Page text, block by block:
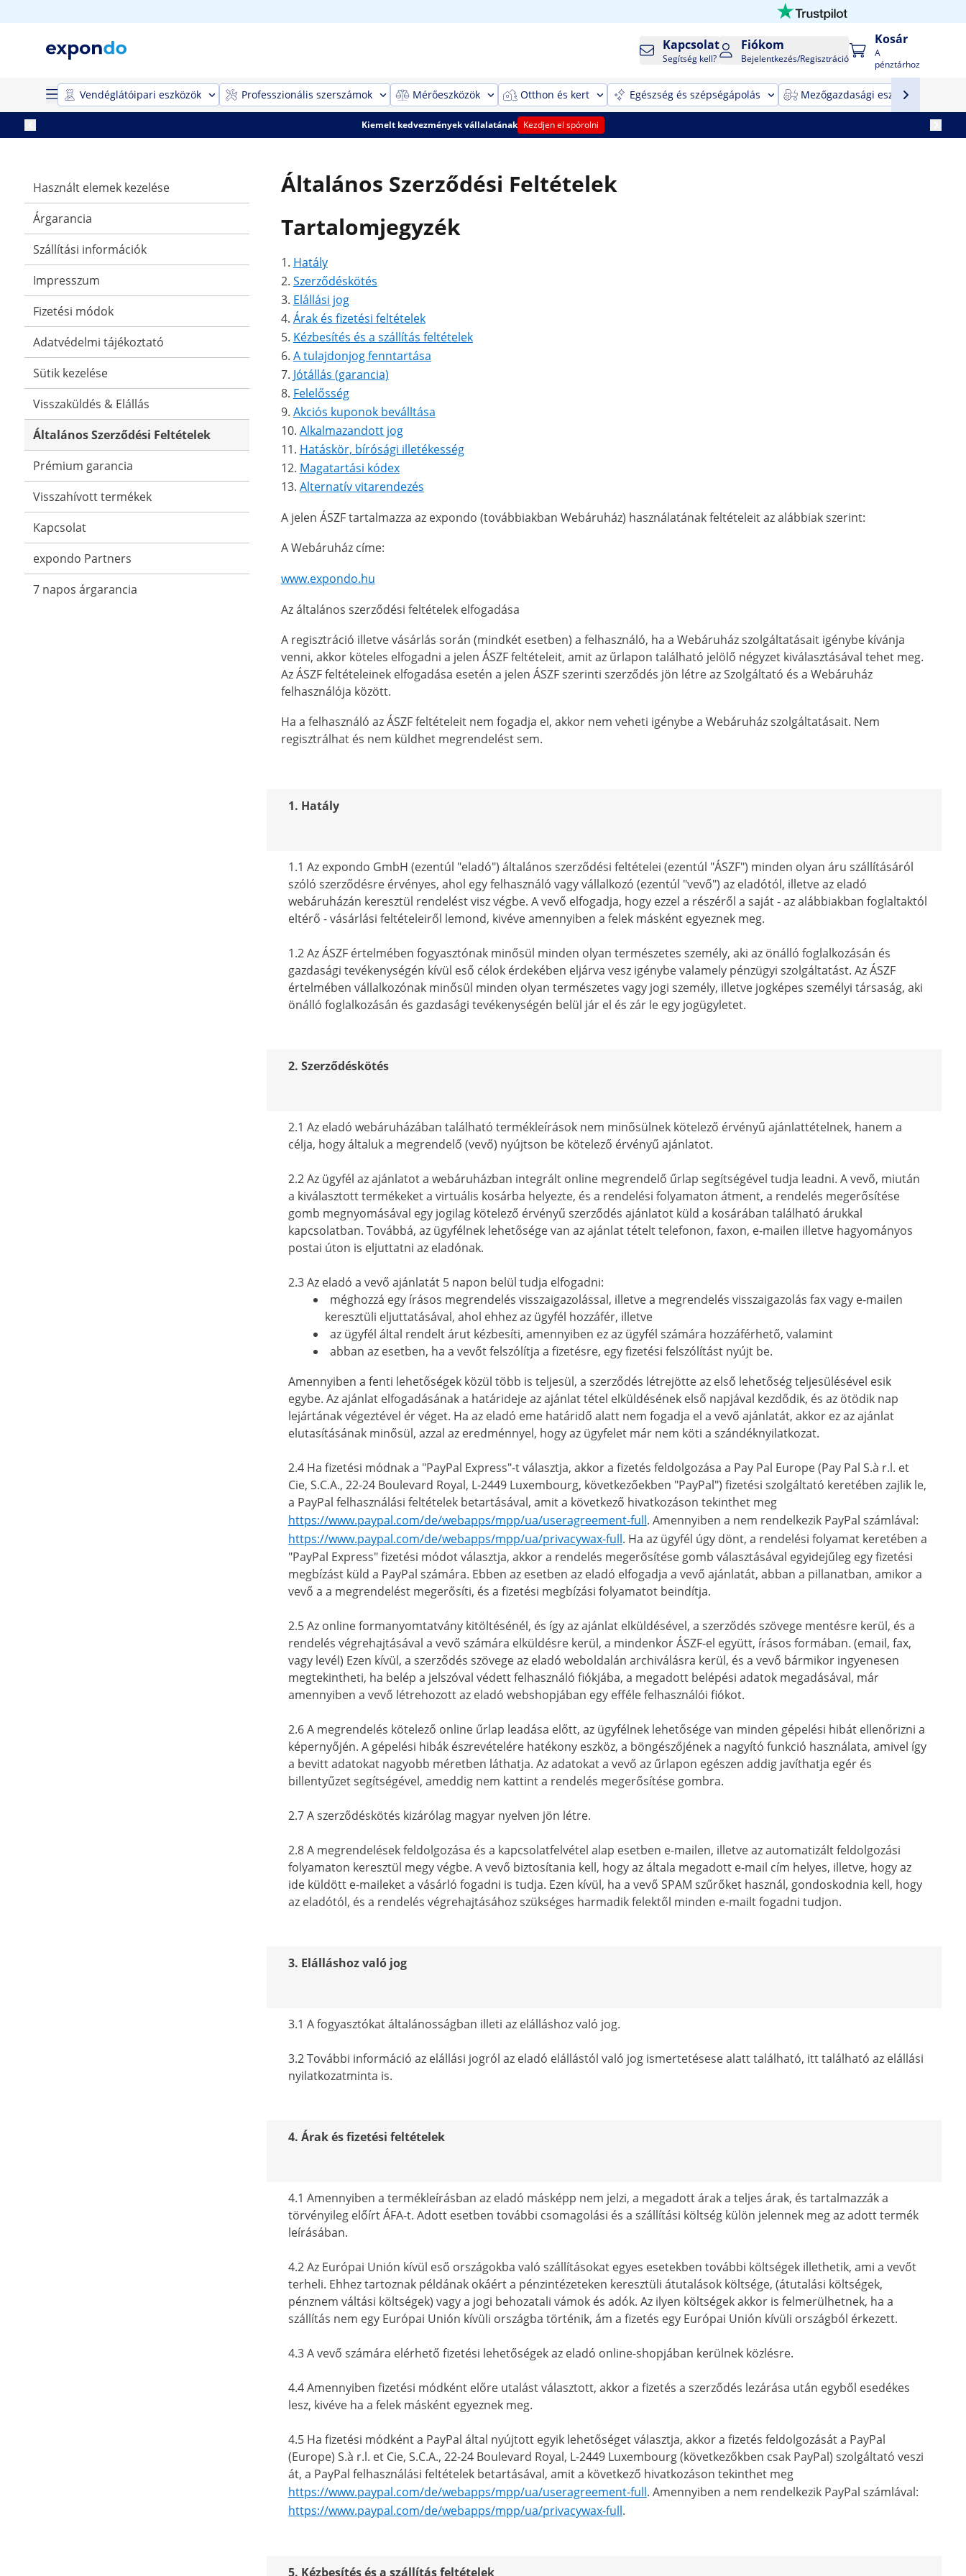
Kapcsolat
Segítség kell?
Fiókom
Bejelentkezés/Regisztráció
Kosár
A
pénztárhoz
Vendéglátóipari eszközök Professzionális szerszámok Mérőeszközök Otthon és kert Egészség és szépségápolás Mezőgazdasági eszközök
Kiemelt kedvezmények vállalatának Kezdjen el spórolni
Használt elemek kezelése
Árgarancia
Szállítási információk
Impresszum
Fizetési módok
Adatvédelmi tájékoztató
Sütik kezelése
Visszaküldés & Elállás
Általános Szerződési Feltételek
Prémium garancia
Visszahívott termékek
Kapcsolat
expondo Partners
7 napos árgarancia
Általános Szerződési Feltételek
Tartalomjegyzék
Hatály
Szerződéskötés
Elállási jog
Árak és fizetési feltételek
Kézbesítés és a szállítás feltételek
A tulajdonjog fenntartása
Jótállás (garancia)
Felelősség
Akciós kuponok beválltása
Alkalmazandott jog
Hatáskör, bírósági illetékesség
Magatartási kódex
Alternatív vitarendezés
A jelen ÁSZF tartalmazza az expondo (továbbiakban Webáruház) használatának feltételeit az alábbiak szerint:
A Webáruház címe:
www.expondo.hu
Az általános szerződési feltételek elfogadása
A regisztráció illetve vásárlás során (mindkét esetben) a felhasználó, ha a Webáruház szolgáltatásait igénybe kívánja
venni, akkor köteles elfogadni a jelen ÁSZF feltételeit, amit az űrlapon található jelölő négyzet kiválasztásával tehet meg.
Az ÁSZF feltételeinek elfogadása esetén a jelen ÁSZF szerinti szerződés jön létre az Szolgáltató és a Webáruház
felhasználója között.
Ha a felhasználó az ÁSZF feltételeit nem fogadja el, akkor nem veheti igénybe a Webáruház szolgáltatásait. Nem
regisztrálhat és nem küldhet megrendelést sem.
1. Hatály
1.1 Az expondo GmbH (ezentúl "eladó") általános szerződési feltételei (ezentúl "ÁSZF") minden olyan áru szállításáról
szóló szerződésre érvényes, ahol egy felhasználó vagy vállalkozó (ezentúl "vevő") az eladótól, illetve az eladó
webáruházán keresztül rendelést visz végbe. A vevő elfogadja, hogy ezzel a részéről a saját - az alábbiakban foglaltaktól
eltérő - vásárlási feltételeiről lemond, kivéve amennyiben a felek másként egyeznek meg.
1.2 Az ÁSZF értelmében fogyasztónak minősül minden olyan természetes személy, aki az önálló foglalkozásán és
gazdasági tevékenységén kívül eső célok érdekében eljárva vesz igénybe valamely pénzügyi szolgáltatást. Az ÁSZF
értelmében vállalkozónak minősül minden olyan természetes vagy jogi személy, illetve jogképes személyi társaság, aki
önálló foglalkozásán és gazdasági tevékenységén belül jár el és zár le egy jogügyletet.
2. Szerződéskötés
2.1 Az eladó webáruházában található termékleírások nem minősülnek kötelező érvényű ajánlattételnek, hanem a
célja, hogy általuk a megrendelő (vevő) nyújtson be kötelező érvényű ajánlatot.
2.2 Az ügyfél az ajánlatot a webáruházban integrált online megrendelő űrlap segítségével tudja leadni. A vevő, miután
a kiválasztott termékeket a virtuális kosárba helyezte, és a rendelési folyamaton átment, a rendelés megerősítése
gomb megnyomásával egy jogilag kötelező érvényű szerződés ajánlatot küld a kosárában található árukkal
kapcsolatban. Továbbá, az ügyfélnek lehetősége van az ajánlat tételt telefonon, faxon, e-mailen illetve hagyományos
postai úton is eljuttatni az eladónak.
2.3 Az eladó a vevő ajánlatát 5 napon belül tudja elfogadni:
méghozzá egy írásos megrendelés visszaigazolással, illetve a megrendelés visszaigazolás fax vagy e-mailen
keresztüli eljuttatásával, ahol ehhez az ügyfél hozzáfér, illetve
az ügyfél által rendelt árut kézbesíti, amennyiben ez az ügyfél számára hozzáférhető, valamint
abban az esetben, ha a vevőt felszólítja a fizetésre, egy fizetési felszólítást nyújt be.
Amennyiben a fenti lehetőségek közül több is teljesül, a szerződés létrejötte az első lehetőség teljesülésével esik
egybe. Az ajánlat elfogadásának a határideje az ajánlat tétel elküldésének első napjával kezdődik, és az ötödik nap
lejártának végeztével ér véget. Ha az eladó eme határidő alatt nem fogadja el a vevő ajánlatát, akkor ez az ajánlat
elutasításának minősül, azzal az eredménnyel, hogy az ügyfelet már nem köti a szándéknyilatkozat.
2.4 Ha fizetési módnak a "PayPal Express"-t választja, akkor a fizetés feldolgozása a Pay Pal Europe (Pay Pal S.à r.l. et
Cie, S.C.A., 22-24 Boulevard Royal, L-2449 Luxembourg, következőekben "PayPal") fizetési szolgáltató keretében zajlik le,
a PayPal felhasználási feltételek betartásával, amit a következő hivatkozáson tekinthet meg
https://www.paypal.com/de/webapps/mpp/ua/useragreement-full. Amennyiben a nem rendelkezik PayPal számlával:
https://www.paypal.com/de/webapps/mpp/ua/privacywax-full. Ha az ügyfél úgy dönt, a rendelési folyamat keretében a
"PayPal Express" fizetési módot választja, akkor a rendelés megerősítése gomb választásával egyidejűleg egy fizetési
megbízást küld a PayPal számára. Ebben az esetben az eladó elfogadja a vevő ajánlatát, abban a pillanatban, amikor a
vevő a a megrendelést megerősíti, és a fizetési megbízási folyamatot beindítja.
2.5 Az online formanyomtatvány kitöltésénél, és így az ajánlat elküldésével, a szerződés szövege mentésre kerül, és a
rendelés végrehajtásával a vevő számára elküldésre kerül, a mindenkor ÁSZF-el együtt, írásos formában. (email, fax,
vagy levél) Ezen kívül, a szerződés szövege az eladó weboldalán archiválásra kerül, és a vevő bármikor ingyenesen
megtekintheti, ha belép a jelszóval védett felhasználó fiókjába, a megadott belépési adatok megadásával, már
amennyiben a vevő létrehozott az eladó webshopjában egy efféle felhasználói fiókot.
2.6 A megrendelés kötelező online űrlap leadása előtt, az ügyfélnek lehetősége van minden gépelési hibát ellenőrizni a
képernyőjén. A gépelési hibák észrevételére hatékony eszköz, a böngészőjének a nagyító funkció használata, amivel így
a bevitt adatokat nagyobb méretben láthatja. Az adatokat a vevő az űrlapon egészen addig javíthatja egér és
billentyűzet segítségével, ameddig nem kattint a rendelés megerősítése gombra.
2.7 A szerződéskötés kizárólag magyar nyelven jön létre.
2.8 A megrendelések feldolgozása és a kapcsolatfelvétel alap esetben e-mailen, illetve az automatizált feldolgozási
folyamaton keresztül megy végbe. A vevő biztosítania kell, hogy az általa megadott e-mail cím helyes, illetve, hogy az
ide küldött e-maileket a vásárló fogadni is tudja. Ezen kívül, ha a vevő SPAM szűrőket használ, gondoskodnia kell, hogy
az eladótól, és a rendelés végrehajtásához szükséges harmadik felektől minden e-mailt fogadni tudjon.
3. Elálláshoz való jog
3.1 A fogyasztókat általánosságban illeti az elálláshoz való jog.
3.2 További információ az elállási jogról az eladó elállástól való jog ismertetésese alatt található, itt található az elállási
nyilatkozatminta is.
4. Árak és fizetési feltételek
4.1 Amennyiben a termékleírásban az eladó másképp nem jelzi, a megadott árak a teljes árak, és tartalmazzák a
törvényileg előírt ÁFA-t. Adott esetben további csomagolási és a szállítási költség külön jelennek meg az adott termék
leírásában.
4.2 Az Európai Unión kívül eső országokba való szállításokat egyes esetekben további költségek illethetik, ami a vevőt
terheli. Ehhez tartoznak példának okáért a pénzintézeteken keresztüli átutalások költsége, (átutalási költségek,
pénznem váltási költségek) vagy a jogi behozatali vámok és adók. Az ilyen költségek akkor is felmerülhetnek, ha a
szállítás nem egy Európai Unión kívüli országba történik, ám a fizetés egy Európai Unión kívüli országból érkezett.
4.3 A vevő számára elérhető fizetési lehetőségek az eladó online-shopjában kerülnek közlésre.
4.4 Amennyiben fizetési módként előre utalást választott, akkor a fizetés a szerződés lezárása után egyből esedékes
lesz, kivéve ha a felek másként egyeznek meg.
4.5 Ha fizetési módként a PayPal által nyújtott egyik lehetőséget választja, akkor a fizetés feldolgozását a PayPal
(Europe) S.à r.l. et Cie, S.C.A., 22-24 Boulevard Royal, L-2449 Luxembourg (következőkben csak PayPal) szolgáltató veszi
át, a PayPal felhasználási feltételek betartásával, amit a következő hivatkozáson tekinthet meg
https://www.paypal.com/de/webapps/mpp/ua/useragreement-full. Amennyiben a nem rendelkezik PayPal számlával:
https://www.paypal.com/de/webapps/mpp/ua/privacywax-full.
5. Kézbesítés és a szállítás feltételek